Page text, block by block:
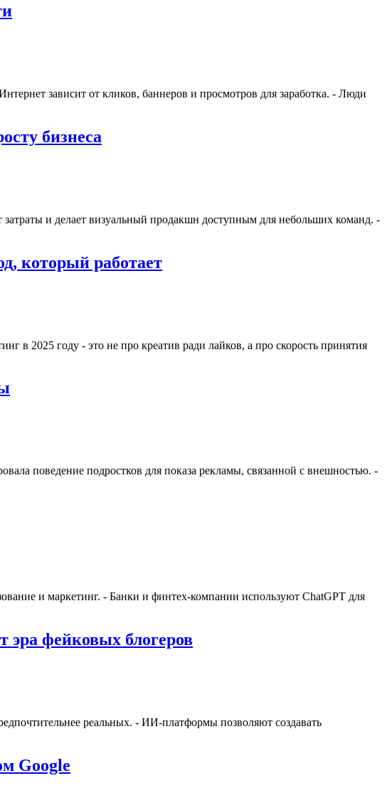
зависит от кликов, баннеров и просмотров для заработка. - Люди
бизнеса
и делает визуальный продакшн доступным для небольших команд. -
который работает
в 2025 году - это не про креатив ради лайков, а про скорость принятия
поведение подростков для показа рекламы, связанной с внешностью. -
и маркетинг. - Банки и финтех-компании используют ChatGPT для
эра фейковых блогеров
реальных. - ИИ-платформы позволяют создавать
Google